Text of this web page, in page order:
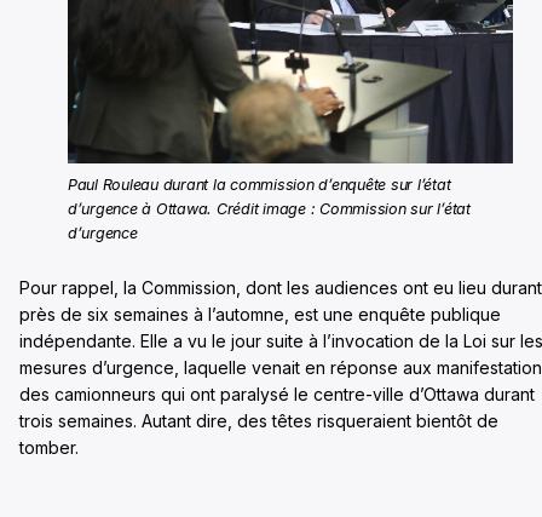
Paul Rouleau durant la commission d’enquête sur l’état
d’urgence à Ottawa. Crédit image : Commission sur l’état
d’urgence
Pour rappel, la Commission, dont les audiences ont eu lieu durant
près de six semaines à l’automne, est une enquête publique
indépendante. Elle a vu le jour suite à l’invocation de la Loi sur les
mesures d’urgence, laquelle venait en réponse aux
des camionneurs qui ont paralysé le centre-ville d’Ottawa durant
trois semaines. Autant dire, des têtes risqueraient bientôt de
tomber.